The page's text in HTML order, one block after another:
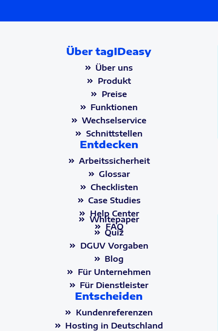
Über tagIDeasy
Über uns
Produkt
Preise
Funktionen
Wechselservice
Schnittstellen
Entdecken
Arbeitssicherheit
Glossar
Checklisten
Case Studies
Help Center
FAQ
Whitepaper
Quiz
DGUV Vorgaben
Blog
Für Unternehmen
Für Dienstleister
Entscheiden
Kundenreferenzen
Hosting in Deutschland